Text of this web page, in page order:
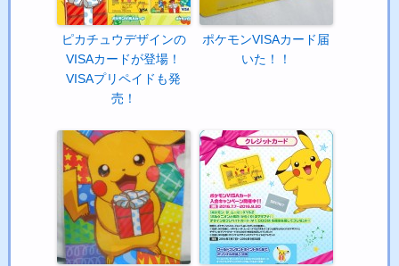
ピカチュウデザインの
VISAカードが登場！
VISAプリペイドも発
売！
ポケモンVISAカード届
いた！！